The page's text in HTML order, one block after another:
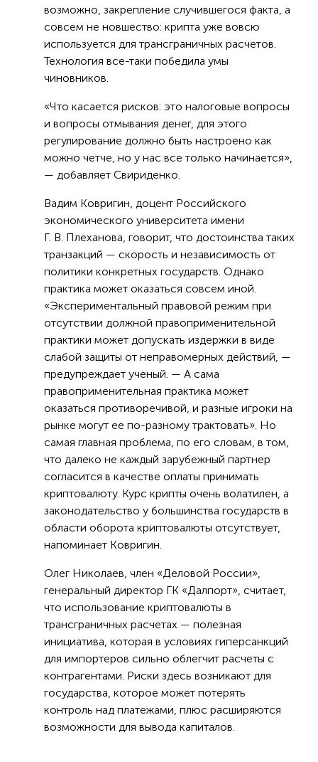
возможно, закрепление случившегося факта, а
совсем не новшество: крипта уже вовсю
используется для трансграничных расчетов.
Технология все-таки победила умы
чиновников.
«Что касается рисков: это налоговые вопросы
и вопросы отмывания денег, для этого
регулирование должно быть настроено как
можно четче, но у нас все только начинается»,
— добавляет Свириденко.
Вадим Ковригин, доцент Российского
экономического университета имени
Г. В. Плеханова, говорит, что достоинства таких
транзакций — скорость и независимость от
политики конкретных государств. Однако
практика может оказаться совсем иной.
«Экспериментальный правовой режим при
отсутствии должной правоприменительной
практики может допускать издержки в виде
слабой защиты от неправомерных действий, —
предупреждает ученый. — А сама
правоприменительная практика может
оказаться противоречивой, и разные игроки на
рынке могут ее по-разному трактовать». Но
самая главная проблема, по его словам, в том,
что далеко не каждый зарубежный партнер
согласится в качестве оплаты принимать
криптовалюту. Курс крипты очень волатилен, а
законодательство у большинства государств в
области оборота криптовалюты отсутствует,
напоминает Ковригин.
Олег Николаев, член «Деловой России»,
генеральный директор ГК «Далпорт», считает,
что использование криптовалюты в
трансграничных расчетах — полезная
инициатива, которая в условиях гиперсанкций
для импортеров сильно облегчит расчеты с
контрагентами. Риски здесь возникают для
государства, которое может потерять
контроль над платежами, плюс расширяются
возможности для вывода капиталов.